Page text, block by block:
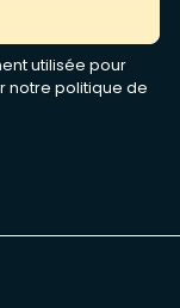
utilisée pour
notre politique de